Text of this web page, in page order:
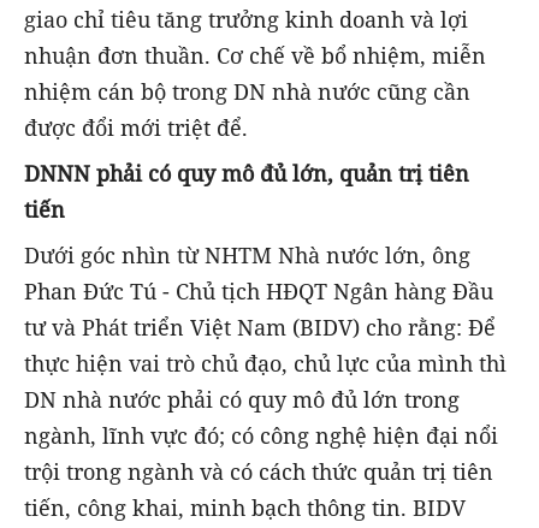
giao chỉ tiêu tăng trưởng kinh doanh và lợi
nhuận đơn thuần. Cơ chế về bổ nhiệm, miễn
nhiệm cán bộ trong DN nhà nước cũng cần
được đổi mới triệt để.
DNNN phải có quy mô đủ lớn, quản trị tiên
tiến
Dưới góc nhìn từ NHTM Nhà nước lớn, ông
Phan Đức Tú - Chủ tịch HĐQT Ngân hàng Đầu
tư và Phát triển Việt Nam (BIDV) cho rằng: Để
thực hiện vai trò chủ đạo, chủ lực của mình thì
DN nhà nước phải có quy mô đủ lớn trong
ngành, lĩnh vực đó; có công nghệ hiện đại nổi
trội trong ngành và có cách thức quản trị tiên
tiến, công khai, minh bạch thông tin. BIDV